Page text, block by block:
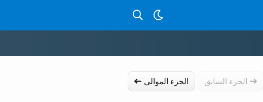
بحث عن قصص بالدارجة
الجزء السابق الجزء الموالي